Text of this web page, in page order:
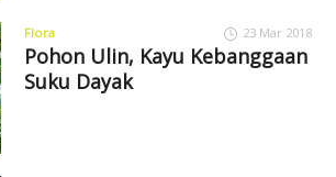
Flora 23 Mar 2018
Pohon Ulin, Kayu Kebanggaan
Suku Dayak